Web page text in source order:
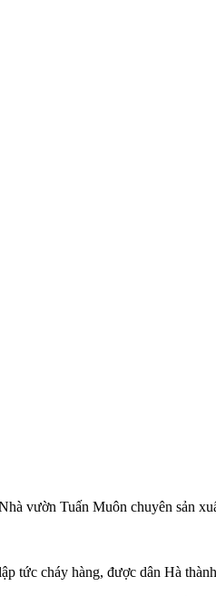
vườn Tuấn Muôn chuyên sản
tức cháy hàng, được dân Hà